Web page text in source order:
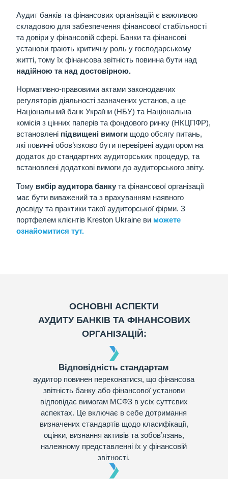
Аудит банків та фінансових організацій є важливою
складовою для забезпечення фінансової стабільності
та довіри у фінансовій сфері. Банки та фінансові
установи грають критичну роль у господарському
житті, тому їх фінансова звітність повинна бути над
надійною та над достовірною.
Нормативно-правовими актами законодавчих
регуляторів діяльності зазначених установ, а це
Національний банк України (НБУ) та Національна
комісія з цінних паперів та фондового ринку (НКЦПФР),
встановлені підвищені вимоги щодо обсягу питань,
які повинні обов’язково бути перевірені аудитором на
додаток до стандартних аудиторських процедур, та
встановлені додаткові вимоги до аудиторського звіту.
Тому вибір аудитора банку та фінансової організації
має бути виважений та з врахуванням наявного
досвіду та практики такої аудиторської фірми. З
портфелем клієнтів Kreston Ukraine ви можете
ознайомитися тут.
ОСНОВНІ АСПЕКТИ
АУДИТУ БАНКІВ ТА ФІНАНСОВИХ
ОРГАНІЗАЦІЙ:
Відповідність стандартам
аудитор повинен переконатися, що фінансова
звітність банку або фінансової установи
відповідає вимогам МСФЗ в усіх суттєвих
аспектах. Це включає в себе дотримання
визначених стандартів щодо класифікації,
оцінки, визнання активів та зобов’язань,
належному представленні їх у фінансовій
звітності.